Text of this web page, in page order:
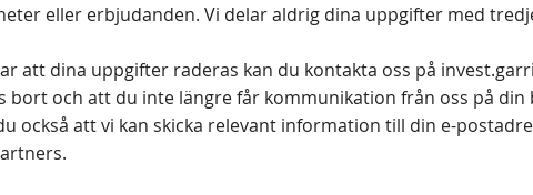
eller erbjudanden. Vi delar aldrig dina uppgifter med
att dina uppgifter raderas kan du kontakta oss på
bort och att du inte längre får kommunikation från oss på din
också att vi kan skicka relevant information till din e-